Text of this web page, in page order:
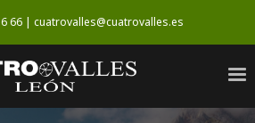
66 | cuatrovalles@cuatrovalles.es